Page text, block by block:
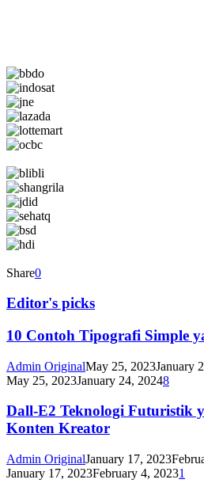
Share0
Editor's picks
10 Contoh Tipografi Simple
Admin OriginalMay 25, 2023January
May 25, 2023January 24, 20248
Dall-E2 Teknologi Futuristik
Konten Kreator
Admin OriginalJanuary 17, 2023
January 17, 2023February 4, 20231